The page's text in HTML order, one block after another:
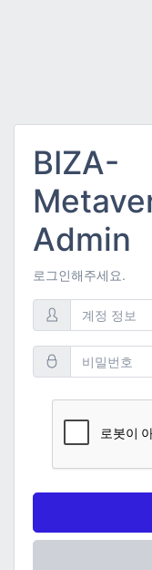
BIZA-
Admin
로그인해주세요.